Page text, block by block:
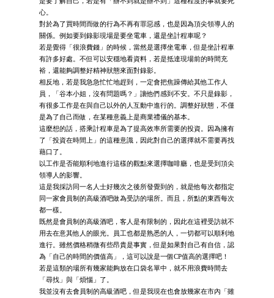
心。
對於為了買時間而做的行為不再有罪惡感，也是因為頂尖領導人的
關係。例如要到錄影現場是要坐電車，還是坐計程車呢？
若是覺得「很浪費錢」的時候，當然是選擇坐電車，但是坐計程車
有許多好處。不但可以安穩地看資料，若是抵達現場前的時間充
裕，還能夠調整好精神狀態來面對錄影。
相反地，若是我急急忙忙地趕到，一定會把焦躁傳給其他工作人
員，「谷本小姐，沒有問題嗎？」讓他們感到不安。不只是錄影，
有很多工作是在與自己以外的人互動中進行的。調整好狀態，不僅
是為了自己而做，在某種意義上是商業禮儀的基本。
這麼想的話，搭乘計程車是為了提高效率所需要的投資。因為擁有
了「投資在時間上」的這種意識，因此對自己的選擇就不需要再找
藉口了。
以工作是否能順利地進行這樣的觀點來選擇咖啡廳，也是受到頂尖
領導人的影響。
這是我採訪同一名人士好幾次之後所發覺到的，就是他每次都指定
同一家會員制的高級酒吧做為受訪的場所。而且，所點的東西每次
都一樣。
既然是會員制的高級酒吧，客人是有限制的，因此在這裡受訪就不
用去在意其他人的眼光。員工也都是熟悉的人，一切都可以順利地
進行。雖然價格稍微有些昂貴是事實，但是如果對自己有自信，認
為「自己的時間的價值高」，這可以說是一個CP值高的選擇吧！
若是這類的場所有幾家能夠放在口袋名單中，就不用浪費時間去
「尋找」與「煩惱」了。
我並沒有去會員制的高級酒吧，但是我現在也會放幾家在市內「雖